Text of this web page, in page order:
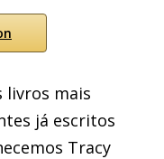
livros mais
já escritos
Tracy